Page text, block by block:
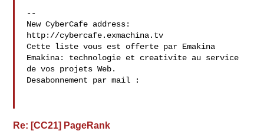
--
New CyberCafe address:
http://cybercafe.exmachina.tv
Cette liste vous est offerte par Emakina
Emakina: technologie et creativite au service
de vos projets Web.
Desabonnement par mail :
Re: [CC21] PageRank